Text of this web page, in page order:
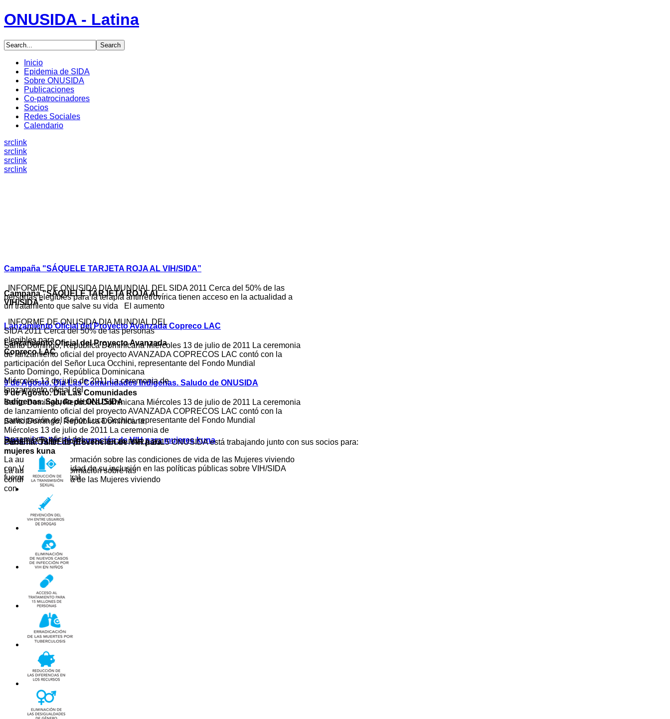
ONUSIDA - Latina
Inicio
Epidemia de SIDA
Sobre ONUSIDA
Publicaciones
Co-patrocinadores
Socios
Redes Sociales
Calendario
src link
src link
src link
src link
Campaña "SÁQUELE TARJETA ROJA AL VIH/SIDA”
INFORME DE ONUSIDA DIA MUNDIAL DEL SIDA 2011 Cerca del 50% de las
personas elegibles para la terapia antirretrovírica tienen acceso en la actualidad a
un tratamiento que salve su vida El aumento
Lanzamiento Oficial del Proyecto Avanzada Copreco LAC
Santo Domingo, República Dominicana Miércoles 13 de julio de 2011 La ceremonia
de lanzamiento oficial del proyecto AVANZADA COPRECOS LAC contó con la
participación del Señor Luca Occhini, representante del Fondo Mundial
9 de Agosto. Día Las Comunidades Indígenas. Saludo de ONUSIDA
Santo Domingo, República Dominicana Miércoles 13 de julio de 2011 La ceremonia
de lanzamiento oficial del proyecto AVANZADA COPRECOS LAC contó con la
participación del Señor Luca Occhini, representante del Fondo Mundial
Panamá: Taller de prevención de VIH para mujeres kuna
La ausencia de información sobre las condiciones de vida de las Mujeres viviendo
con VIH y la necesidad de su inclusión en las políticas públicas sobre VIH/SIDA
fueron el tema central
Campaña "SÁQUELE TARJETA ROJA AL
VIH/SIDA”
INFORME DE ONUSIDA DIA MUNDIAL DEL
SIDA 2011 Cerca del 50% de las personas
elegibles para
Lanzamiento Oficial del Proyecto Avanzada
Copreco LAC
Santo Domingo, República Dominicana
Miércoles 13 de julio de 2011 La ceremonia de
lanzamiento oficial del
9 de Agosto. Día Las Comunidades
Indígenas. Saludo de ONUSIDA
Santo Domingo, República Dominicana
Miércoles 13 de julio de 2011 La ceremonia de
lanzamiento oficial del
Panamá: Taller de prevención de VIH para
mujeres kuna
La ausencia de información sobre las
condiciones de vida de las Mujeres viviendo
con
OBJETIVOS DE LA ESTRATEGIA PARA 2015ONUSIDA está trabajando junto con sus socios para: